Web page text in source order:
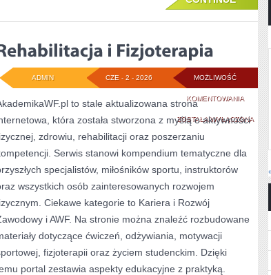
MOŻLIWOŚĆ
KOMENTOWANIA
I
ZOSTAŁA WYŁĄCZONA
CZE - 2 - 2026
ADMIN
to stale aktualizowana strona
która została stworzona z myślą o aktywności
zdrowiu, rehabilitacji oraz poszerzaniu
Serwis stanowi kompendium tematyczne dla
specjalistów, miłośników sportu, instruktorów
wszystkich osób zainteresowanych rozwojem
Ciekawe kategorie to Kariera i Rozwój
i AWF. Na stronie można znaleźć rozbudowane
dotyczące ćwiczeń, odżywiania, motywacji
fizjoterapii oraz życiem studenckim. Dzięki
portal zestawia aspekty edukacyjne z praktyką.